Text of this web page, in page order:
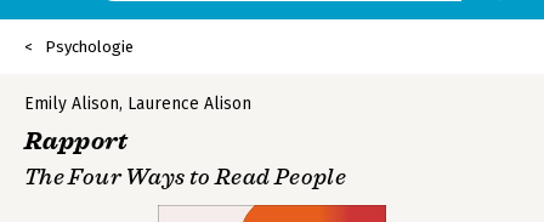
Psychologie
Emily Alison, Laurence Alison
Rapport
The Four Ways to Read People